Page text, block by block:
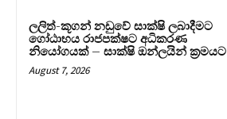
ලලිත්-කූගන් නඩුවේ සාක්ෂි ලබාදීමට
ගෝඨාභය රාජපක්ෂට අධිකරණ
නියෝගයක් – සාක්ෂි ඔන්ලයින් ක්‍රමයට
August 7, 2026